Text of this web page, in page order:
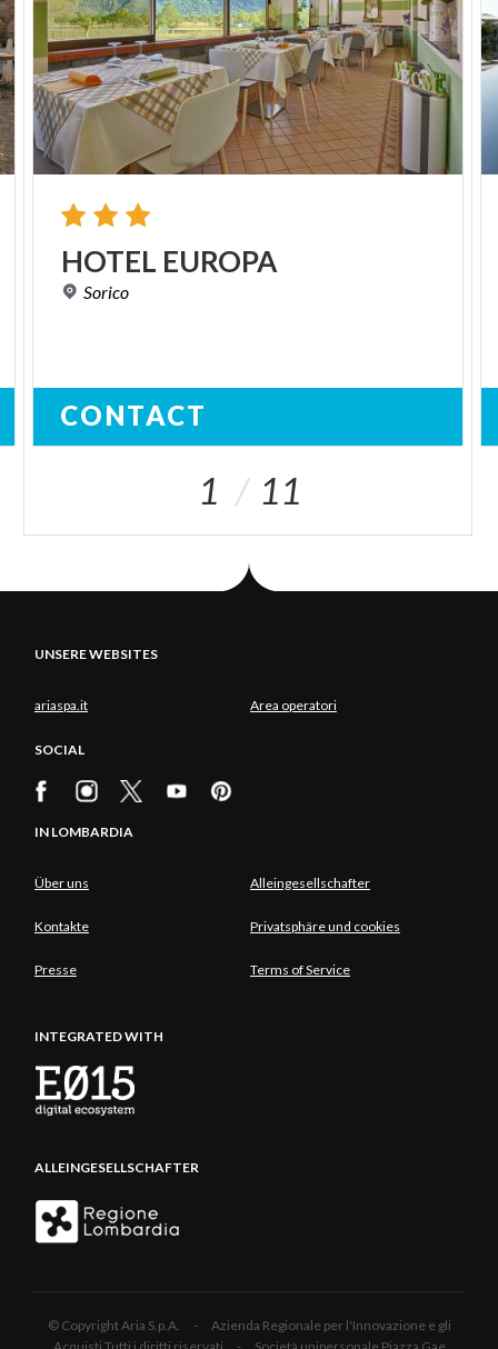
HOTEL EUROPA
Sorico
CONTACT
1 11
UNSERE WEBSITES
ariaspa.it Area operatori
SOCIAL
IN LOMBARDIA
Über uns Alleingesellschafter
Kontakte Privatsphäre und cookies
Presse Terms of Service
INTEGRATED WITH
ALLEINGESELLSCHAFTER
© Copyright Aria S.p.A. - Azienda Regionale per l'Innovazione e gli